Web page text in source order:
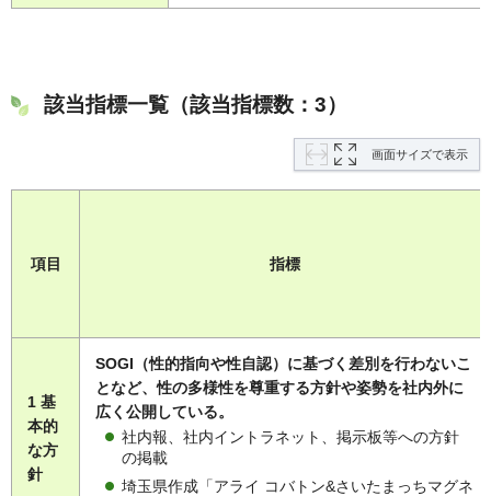
該当指標一覧（該当指標数：3）
画面サイズで表示
項目 指標
1 基
本的
な方
針
SOGI（性的指向や性自認）に基づく差別を行わないこ
となど、性の多様性を尊重する方針や姿勢を社内外に
広く公開している。
社内報、社内イントラネット、掲示板等への方針
の掲載
埼玉県作成「アライ コバトン&さいたまっちマグネ